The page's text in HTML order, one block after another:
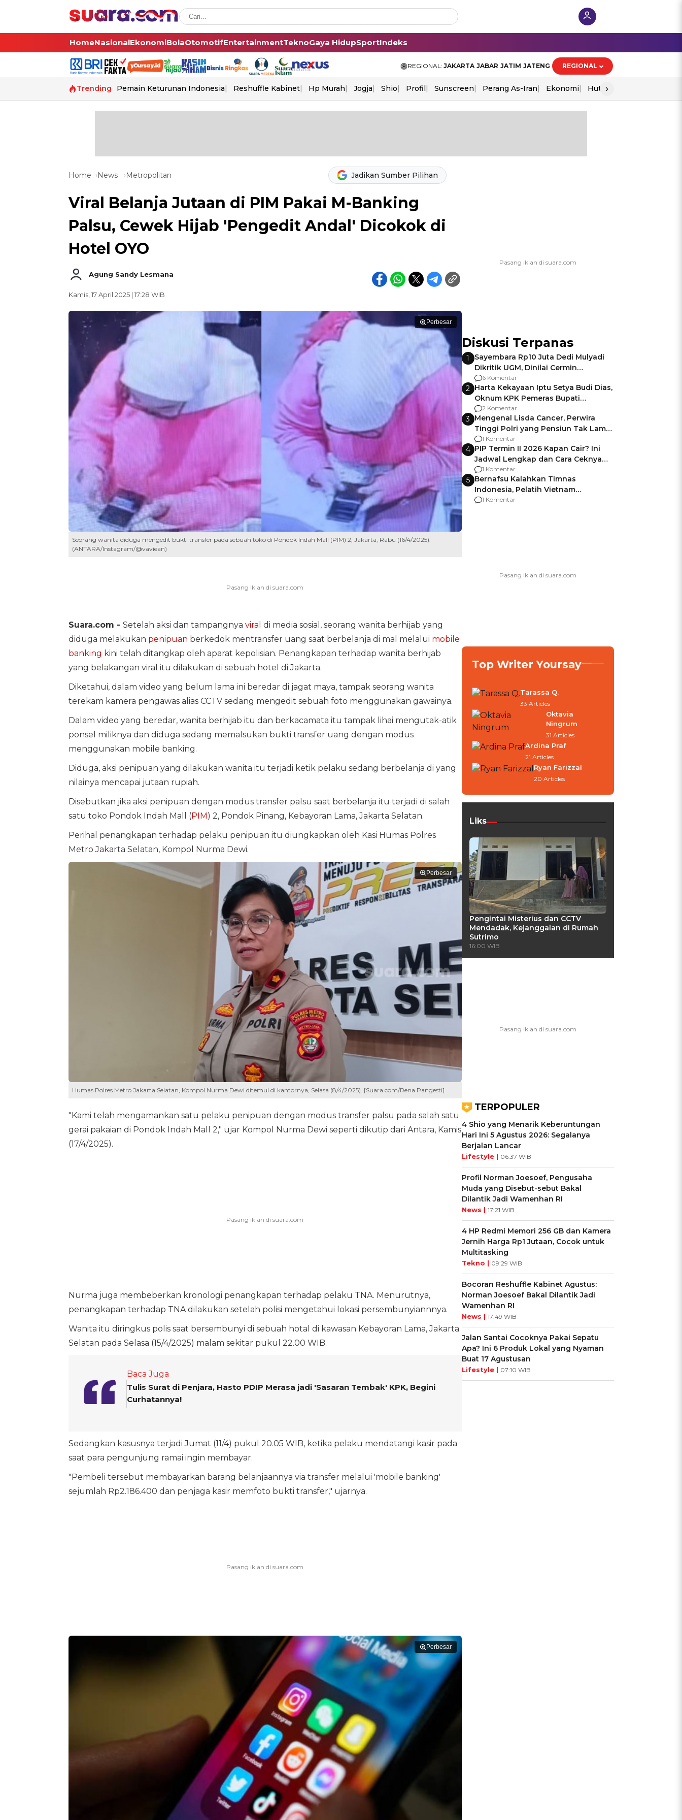
HomeNasionalEkonomiBolaOtomotifEntertainmentTeknoGaya HidupSportIndeks
REGIONAL: JAKARTA JABAR JATIM JATENG REGIONAL
Trending Pemain Keturunan Indonesia Reshuffle Kabinet Hp Murah Jogja Shio Profil Sunscreen Perang As-Iran Ekonomi Hut Ri
›
Home News Metropolitan Jadikan Sumber Pilihan
Viral Belanja Jutaan di PIM Pakai M-Banking
Palsu, Cewek Hijab 'Pengedit Andal' Dicokok di
Hotel OYO
Agung Sandy Lesmana
Kamis, 17 April 2025 | 17:28 WIB
Perbesar
Seorang wanita diduga mengedit bukti transfer pada sebuah toko di Pondok Indah Mall (PIM) 2, Jakarta, Rabu (16/4/2025).
(ANTARA/Instagram/@vaviean)
Suara.com - Setelah aksi dan tampangnya viral di media sosial, seorang wanita berhijab yang
diduga melakukan penipuan berkedok mentransfer uang saat berbelanja di mal melalui mobile
banking kini telah ditangkap oleh aparat kepolisian. Penangkapan terhadap wanita berhijab
yang belakangan viral itu dilakukan di sebuah hotel di Jakarta.
Diketahui, dalam video yang belum lama ini beredar di jagat maya, tampak seorang wanita
terekam kamera pengawas alias CCTV sedang mengedit sebuah foto menggunakan gawainya.
Dalam video yang beredar, wanita berhijab itu dan berkacamata itu tampak lihai mengutak-atik
ponsel miliknya dan diduga sedang memalsukan bukti transfer uang dengan modus
menggunakan mobile banking.
Diduga, aksi penipuan yang dilakukan wanita itu terjadi ketik pelaku sedang berbelanja di yang
nilainya mencapai jutaan rupiah.
Disebutkan jika aksi penipuan dengan modus transfer palsu saat berbelanja itu terjadi di salah
satu toko Pondok Indah Mall (PIM) 2, Pondok Pinang, Kebayoran Lama, Jakarta Selatan.
Perihal penangkapan terhadap pelaku penipuan itu diungkapkan oleh Kasi Humas Polres
Metro Jakarta Selatan, Kompol Nurma Dewi.
Perbesar
Humas Polres Metro Jakarta Selatan, Kompol Nurma Dewi ditemui di kantornya, Selasa (8/4/2025). [Suara.com/Rena Pangesti]
"Kami telah mengamankan satu pelaku penipuan dengan modus transfer palsu pada salah satu
gerai pakaian di Pondok Indah Mall 2," ujar Kompol Nurma Dewi seperti dikutip dari Antara, Kamis
(17/4/2025).
Nurma juga membeberkan kronologi penangkapan terhadap pelaku TNA. Menurutnya,
penangkapan terhadap TNA dilakukan setelah polisi mengetahui lokasi persembunyiannnya.
Wanita itu diringkus polis saat bersembunyi di sebuah hotal di kawasan Kebayoran Lama, Jakarta
Selatan pada Selasa (15/4/2025) malam sekitar pukul 22.00 WIB.
Baca Juga
Tulis Surat di Penjara, Hasto PDIP Merasa jadi 'Sasaran Tembak' KPK, Begini
Curhatannya!
Sedangkan kasusnya terjadi Jumat (11/4) pukul 20.05 WIB, ketika pelaku mendatangi kasir pada
saat para pengunjung ramai ingin membayar.
"Pembeli tersebut membayarkan barang belanjaannya via transfer melalui 'mobile banking'
sejumlah Rp2.186.400 dan penjaga kasir memfoto bukti transfer," ujarnya.
Perbesar
Diskusi Terpanas
1
Sayembara Rp10 Juta Dedi Mulyadi
Dikritik UGM, Dinilai Cermin
Gagalnya Negara Jamin Keamanan
6 Komentar
2 Harta Kekayaan Iptu Setya Budi Dias,
Oknum KPK Pemeras Bupati
Pemalang
2 Komentar
3 Mengenal Lisda Cancer, Perwira
Tinggi Polri yang Pensiun Tak Lama
Usai Jadi Brigjen
1 Komentar
4 PIP Termin II 2026 Kapan Cair? Ini
Jadwal Lengkap dan Cara Ceknya
agar Dana Tidak Hangus!
1 Komentar
5 Bernafsu Kalahkan Timnas
Indonesia, Pelatih Vietnam
Berencana Pakai Jimat di Pakansari
1 Komentar
Top Writer Yoursay
Tarassa Q.
33 Articles
Oktavia
Ningrum
31 Articles
Ardina Praf
21 Articles
Ryan Farizzal
20 Articles
Liks
Pengintai Misterius dan CCTV
Mendadak, Kejanggalan di Rumah
Sutrimo
16:00 WIB
TERPOPULER
4 Shio yang Menarik Keberuntungan
Hari Ini 5 Agustus 2026: Segalanya
Berjalan Lancar
Lifestyle | 06:37 WIB
Profil Norman Joesoef, Pengusaha
Muda yang Disebut-sebut Bakal
Dilantik Jadi Wamenhan RI
News | 17:21 WIB
4 HP Redmi Memori 256 GB dan Kamera
Jernih Harga Rp1 Jutaan, Cocok untuk
Multitasking
Tekno | 09:29 WIB
Bocoran Reshuffle Kabinet Agustus:
Norman Joesoef Bakal Dilantik Jadi
Wamenhan RI
News | 17:49 WIB
Jalan Santai Cocoknya Pakai Sepatu
Apa? Ini 6 Produk Lokal yang Nyaman
Buat 17 Agustusan
Lifestyle | 07:10 WIB